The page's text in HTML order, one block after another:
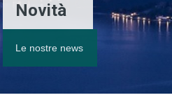
Novità
Le nostre news